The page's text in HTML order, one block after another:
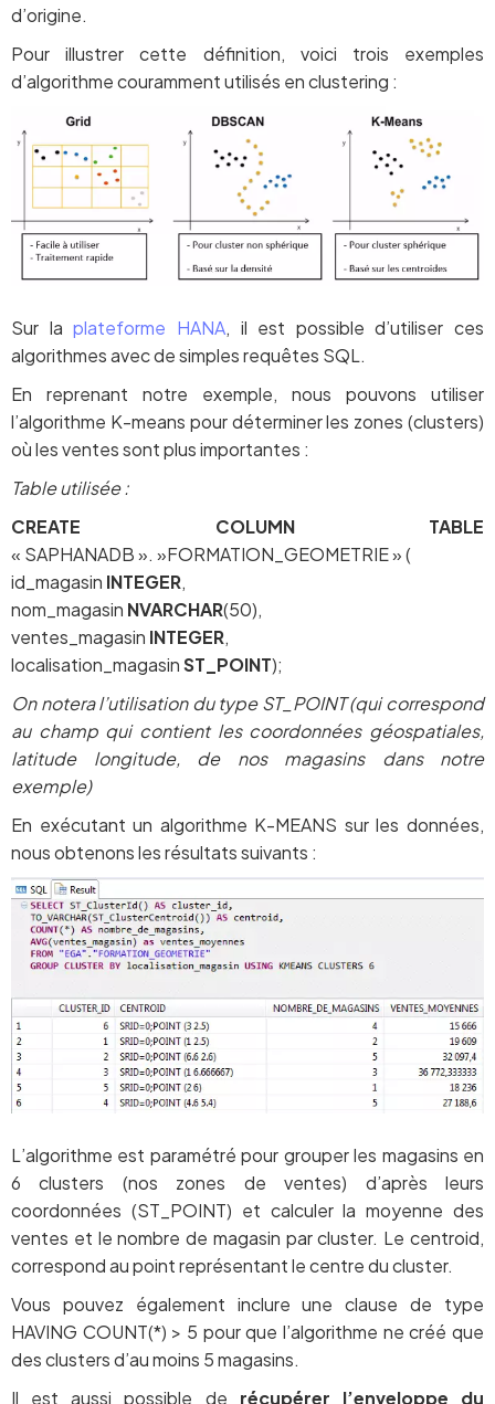
d’origine.
Pour illustrer cette définition, voici trois exemples
d’algorithme couramment utilisés en clustering :
Sur laplateforme HANA, il est possible d’utiliser ces
algorithmes avec de simples requêtes SQL.
En reprenant notre exemple, nous pouvons utiliser
l’algorithme K-means pour déterminer les zones (clusters)
où les ventes sont plus importantes :
Table utilisée :
CREATE
COLUMN
TABLE
« SAPHANADB ». »FORMATION_GEOMETRIE » (
id_magasin INTEGER,
nom_magasin NVARCHAR(50),
ventes_magasin INTEGER,
localisation_magasinST_POINT);
On notera l’utilisation du type ST_POINT (qui correspond
au champ qui contient les coordonnées géospatiales,
latitude longitude, de nos magasins dans notre
exemple)
En exécutant un algorithme K-MEANS sur les données,
nous obtenons les résultats suivants :
L’algorithme est paramétré pour grouper les magasins en
6 clusters (nos zones de ventes) d’après leurs
coordonnées (ST_POINT) et calculer la moyenne des
ventes et le nombre de magasin par cluster. Le centroid,
correspond au point représentant le centre du cluster.
Vous pouvez également inclure une clause de type
HAVING COUNT(*) > 5 pour que l’algorithme ne créé que
des clusters d’au moins 5 magasins.
Il est aussi possible de récupérer l’enveloppe du